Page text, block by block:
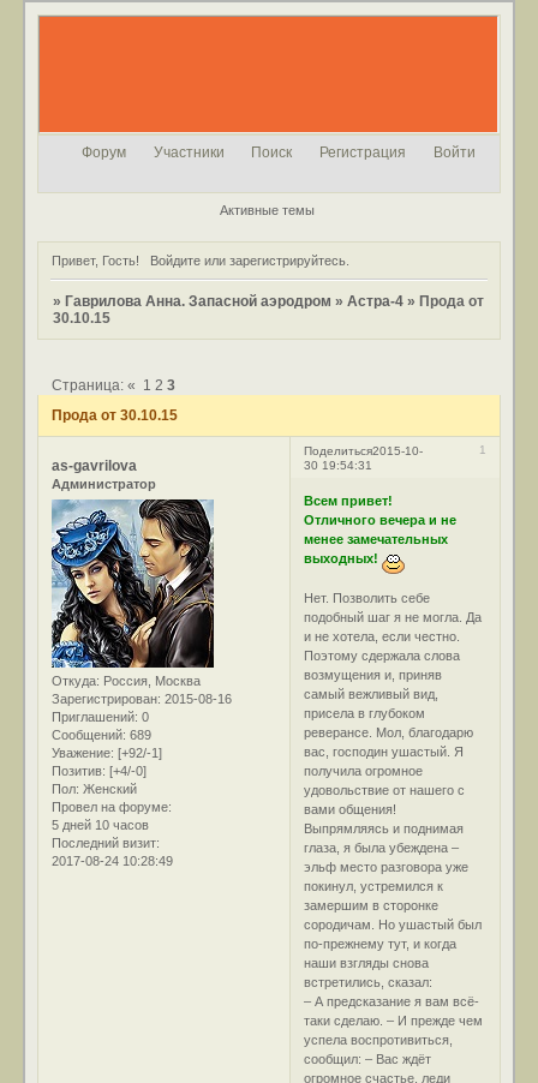
Форум Участники Поиск Регистрация Войти
Активные темы
Привет, Гость! Войдитеили зарегистрируйтесь.
» Гаврилова Анна. Запасной аэродром »Астра-4 » Прода от
30.10.15
Прода от 30.10.15
Страница:« 1 2 3
Поделиться 1
2015-10-
30 19:54:31
as-gavrilova
Администратор
Откуда: Россия, Москва
Зарегистрирован: 2015-08-16
Приглашений: 0
Сообщений: 689
Уважение: [+92/-1]
Позитив: [+4/-0]
Пол: Женский
Провел на форуме:
5 дней 10 часов
Последний визит:
2017-08-24 10:28:49
Всем привет!
Отличного вечера и не
менее замечательных
выходных!
Нет. Позволить себе
подобный шаг я не могла. Да
и не хотела, если честно.
Поэтому сдержала слова
возмущения и, приняв
самый вежливый вид,
присела в глубоком
реверансе. Мол, благодарю
вас, господин ушастый. Я
получила огромное
удовольствие от нашего с
вами общения!
Выпрямляясь и поднимая
глаза, я была убеждена –
эльф место разговора уже
покинул, устремился к
замершим в сторонке
сородичам. Но ушастый был
по-прежнему тут, и когда
наши взгляды снова
встретились, сказал:
– А предсказание я вам всё-
таки сделаю. – И прежде чем
успела воспротивиться,
сообщил: – Вас ждёт
огромное счастье, леди